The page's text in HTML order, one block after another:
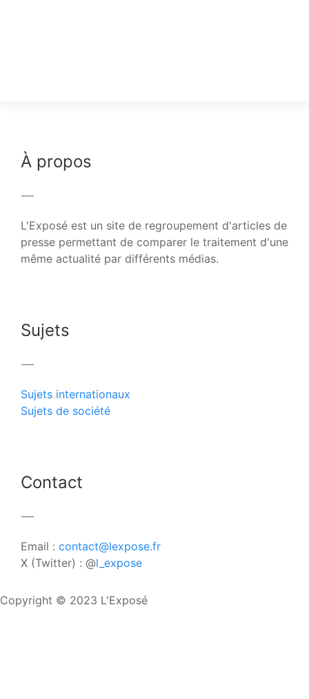
À propos
L'Exposé est un site de regroupement d'articles de
presse permettant de comparer le traitement d'une
même actualité par différents médias.
Sujets
Sujets internationaux
Sujets de société
Contact
Email : contact@lexpose.fr
X (Twitter) : @l_expose
Copyright © 2023 L'Exposé